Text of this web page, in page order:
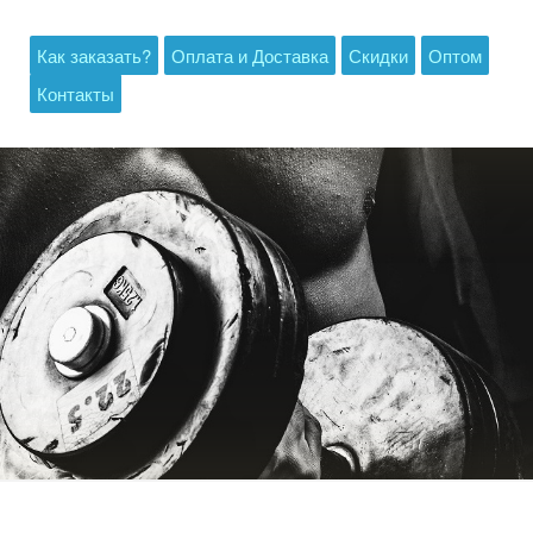
Как заказать? Оплата и Доставка Скидки
Оптом
Контакты